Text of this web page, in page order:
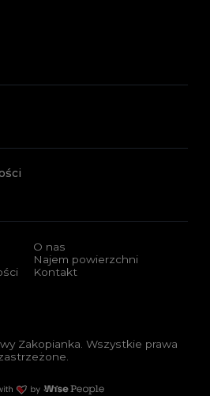
O nas
Najem powierzchni
Kontakt
Zakopianka. Wszystkie prawa